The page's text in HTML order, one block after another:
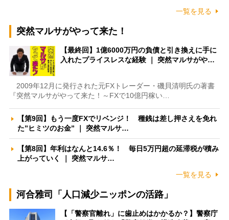
一覧を見る
突然マルサがやって来た！
【最終回】1億6000万円の負債と引き換えに手に
入れたプライスレスな経験 ｜ 突然マルサがや…
2009年12月に発行された元FXトレーダー・磯貝清明氏の著書
『突然マルサがやって来た！～FXで10億円稼い…
【第9回】もう一度FXでリベンジ！ 種銭は差し押さえを免れ
た”ヒミツのお金” ｜ 突然マルサ…
【第8回】年利はなんと14.6％！ 毎日5万円超の延滞税が積み
上がっていく ｜ 突然マルサ…
一覧を見る
河合雅司「人口減少ニッポンの活路」
【「警察官離れ」に歯止めはかかるか？】警察庁